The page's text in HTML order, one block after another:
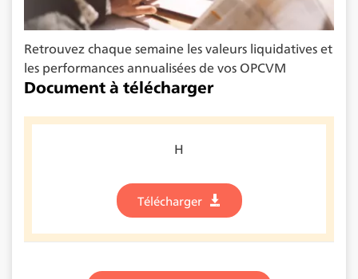
Retrouvez chaque semaine les valeurs liquidatives et
les performances annualisées de vos OPCVM
Document à télécharger
H
Télécharger